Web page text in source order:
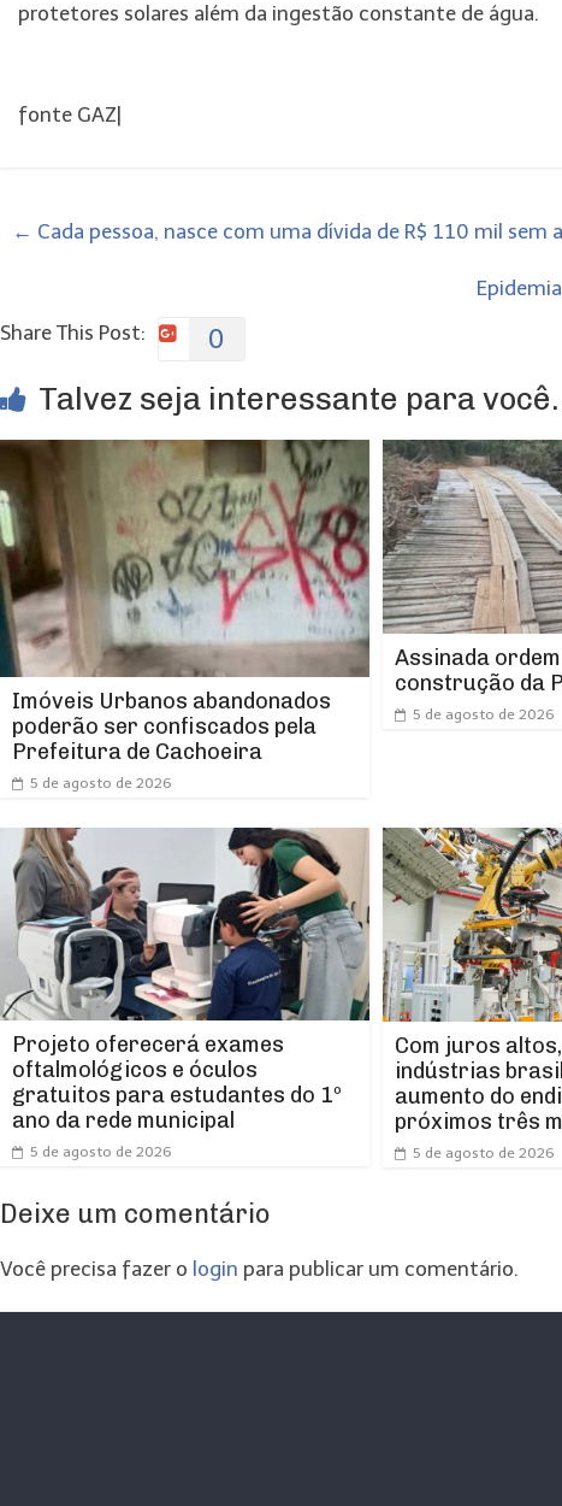
protetores solares além da ingestão constante de água.
fonte GAZ|
← Cada pessoa, nasce com uma dívida de R$ 110 mil
Share This Post:
0
Talvez seja interessante para
Imóveis Urbanos abandonados
poderão ser confiscados pela
Prefeitura de Cachoeira
5 de agosto de 2026
Assinada
construção da
5 de agosto de 2026
Projeto oferecerá exames
oftalmológicos e óculos
gratuitos para estudantes do 1º
ano da rede municipal
5 de agosto de 2026
Com juros
indústrias
aumento do
próximos três
5 de agosto de 2026
Deixe um comentário
Você precisa fazer o login para publicar um comentário.